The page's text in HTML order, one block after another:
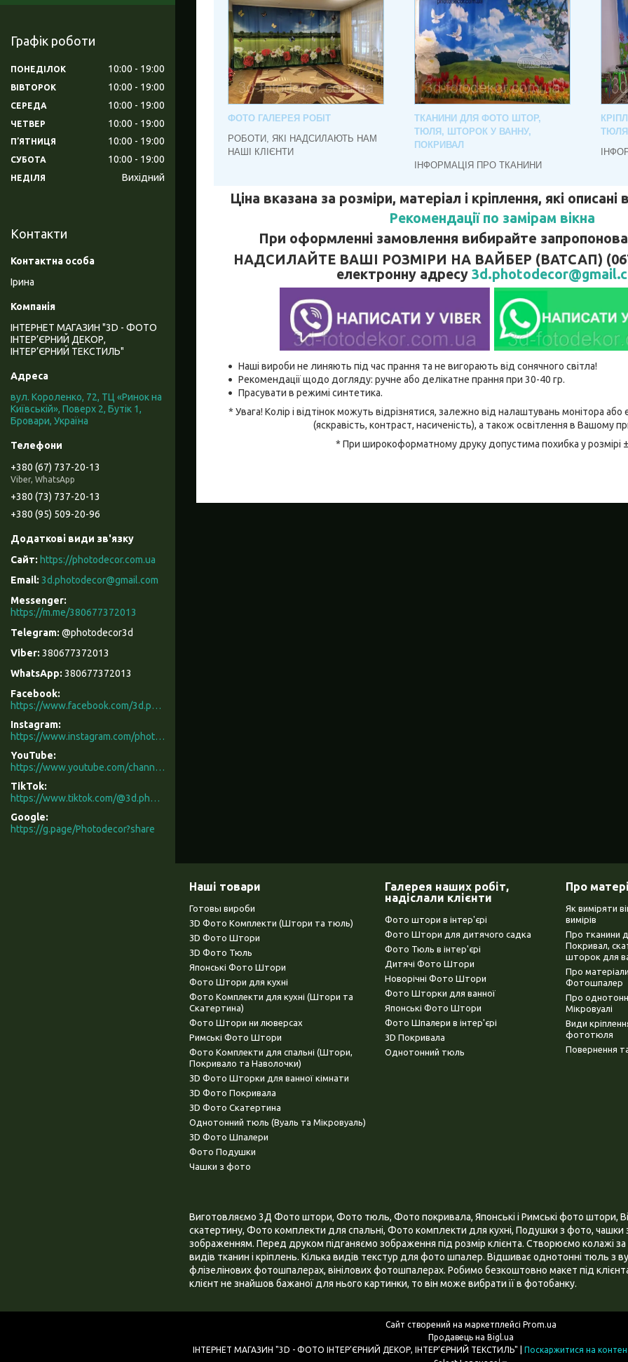
ФОТО ГАЛЕРЕЯ РОБІТ
РОБОТИ, ЯКІ НАДСИЛАЮТЬ НАМ
НАШІ КЛІЄНТИ
ТКАНИНИ ДЛЯ ФОТО ШТОР,
ТЮЛЯ, ШТОРОК У ВАННУ,
ПОКРИВАЛ
ІНФОРМАЦІЯ ПРО ТКАНИНИ
Ціна вказана за розміри, матеріал і кріплення, які
Рекомендації по замірам вікна
При оформленні замовлення вибирайте
НАДСИЛАЙТЕ ВАШІ РОЗМІРИ НА ВАЙБЕР (ВАТСАП)
електронну адресу
Наші вироби не линяють під час прання та не вигорають від сонячного світла!
Рекомендації щодо догляду: ручне або делікатне прання при 30-40 гр.
Прасувати в режимі синтетика.
* Увага! Колір і відтінок можуть відрізнятися, залежно від налаштувань монітора
(яскравість, контраст, насиченість), а також освітлення в Вашому
* При широкоформатному друку допустима похибка у розмірі
Графік роботи
ПОНЕДІЛОК 10:00 19:00
ВІВТОРОК 10:00 19:00
СЕРЕДА 10:00 19:00
ЧЕТВЕР 10:00 19:00
ПʼЯТНИЦЯ 10:00 19:00
СУБОТА 10:00 19:00
НЕДІЛЯ Вихідний
Контакти
Ірина
ІНТЕРНЕТ МАГАЗИН "3D - ФОТО
ІНТЕР’ЄРНИЙ ДЕКОР,
ІНТЕР’ЄРНИЙ ТЕКСТИЛЬ"
вул. Короленко, 72, ТЦ «Ринок на
Київській», Поверх 2, Бутік 1,
Бровари, Україна
+380 (67) 737-20-13
Viber, WhatsApp
+380 (73) 737-20-13
+380 (95) 509-20-96
https://photodecor.com.ua
3d.photodecor@gmail.com
https://m.me/380677372013
@photodecor3d
380677372013
380677372013
Facebook
https://www.facebook.com/3d.photodecor/
Instagram
https://www.instagram.com/photodecor.com.ua/
YouTube
https://www.youtube.com/channel/UCXCUerfqRY1Pw7-IptdbqyA/videos
TikTok
https://www.tiktok.com/@3d.photodecor?is_from_webapp=1&sender_device=pc
Google
https://g.page/Photodecor?share
Наші товари
Готовы вироби
3D Фото Комплекти (Штори та тюль)
3D Фото Штори
3D Фото Тюль
Японські Фото Штори
Фото Штори для кухні
Фото Комплекти для кухні (Штори та
Скатертина)
Фото Штори ни люверсах
Римські Фото Штори
Фото Комплекти для спальні (Штори,
Покривало та Наволочки)
3D Фото Шторки для ванної кімнати
3D Фото Покривала
3D Фото Скатертина
Однотонний тюль (Вуаль та Мікровуаль)
3D Фото Шпалери
Фото Подушки
Чашки з фото
Галерея наших робіт,
надіслали клієнти
Фото штори в інтер'єрі
Фото Штори для дитячого садка
Фото Тюль в інтер'єрі
Дитячі Фото Штори
Новорічні Фото Штори
Фото Шторки для ванної
Японські Фото Штори
Фото Шпалери в інтер'єрі
3D Покривала
Однотонний тюль
Про
Як виміряти
вимірів
Про тканини
Покривал,
шторок для
Про
Фотошпалер
Про
Мікровуалі
Види
фототюля
Повернення
Виготовляємо 3Д Фото штори, Фото тюль, Фото покривала, Японські і Римські фото штори,
скатертину, Фото комплекти для спальні, Фото комплекти для кухні, Подушки з фото, чашки
зображенням. Перед друком підганяємо зображення під розмір клієнта. Створюємо колажі
видів тканин і кріплень. Кілька видів текстур для фото шпалер. Відшиває однотонні тюль з
флізелінових фотошпалерах, вінілових фотошпалерах. Робимо безкоштовно макет під
клієнт не знайшов бажаної для нього картинки, то він може вибрати її в фотобанку.
Сайт створений на маркетплейсі Prom.ua
Продавець на Bigl.ua
Поскаржитися на